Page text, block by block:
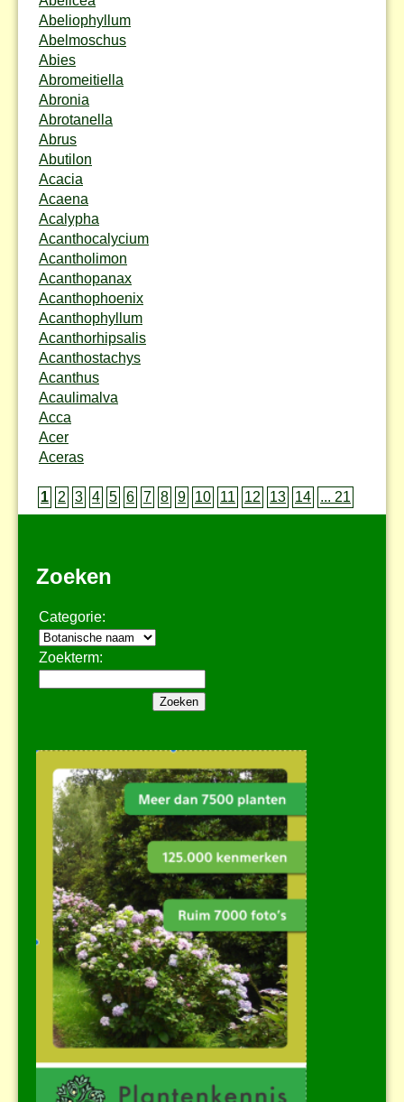
Abeliophyllum
Abelmoschus
Abies
Abromeitiella
Abronia
Abrotanella
Abrus
Abutilon
Acacia
Acaena
Acalypha
Acanthocalycium
Acantholimon
Acanthopanax
Acanthophoenix
Acanthophyllum
Acanthorhipsalis
Acanthostachys
Acanthus
Acaulimalva
Acca
Acer
Aceras
1 2 3 4 5 6 7 8 9 10 11 12 13 14 ... 21
Zoeken
Categorie:
Zoekterm: